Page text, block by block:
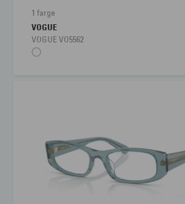
1 farge
VOGUE
VOGUE VO5562